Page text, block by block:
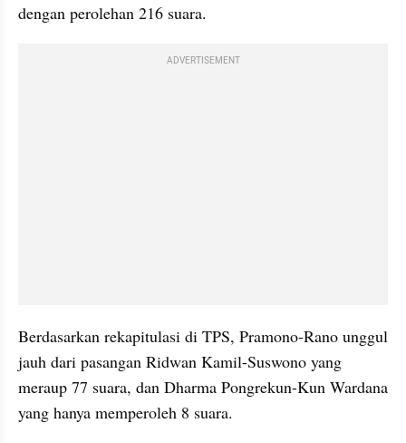
dengan perolehan 216 suara.
ADVERTISEMENT
Berdasarkan rekapitulasi di TPS, Pramono-Rano unggul
jauh dari pasangan Ridwan Kamil-Suswono yang
meraup 77 suara, dan Dharma Pongrekun-Kun Wardana
yang hanya memperoleh 8 suara.